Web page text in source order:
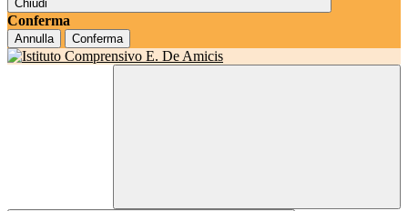
Chiudi
Conferma
Annulla Conferma